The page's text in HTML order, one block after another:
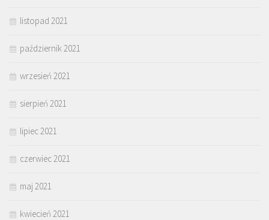
listopad 2021
październik 2021
wrzesień 2021
sierpień 2021
lipiec 2021
czerwiec 2021
maj 2021
kwiecień 2021